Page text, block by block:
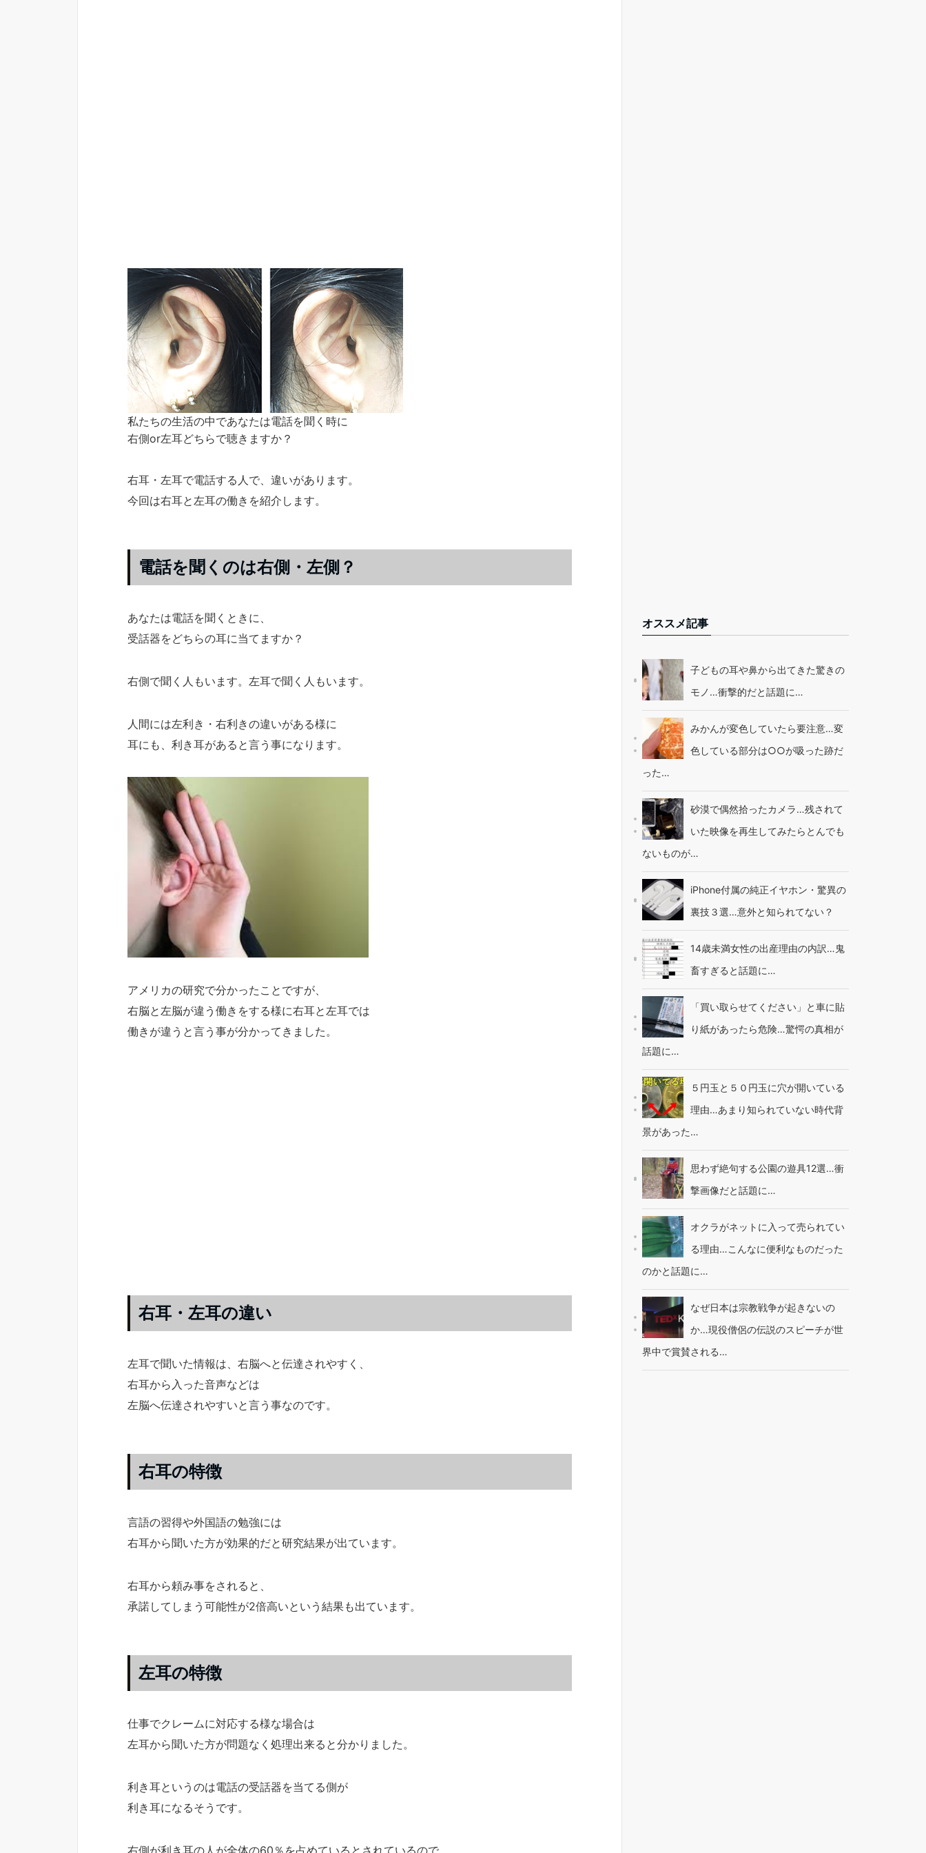
私たちの生活の中であなたは電話を聞く時に
右側or左耳どちらで聴きますか？
右耳・左耳で電話する人で、違いがあります。
今回は右耳と左耳の働きを紹介します。
電話を聞くのは右側・左側？
あなたは電話を聞くときに、
受話器をどちらの耳に当てますか？
右側で聞く人もいます。左耳で聞く人もいます。
人間には左利き・右利きの違いがある様に
耳にも、利き耳があると言う事になります。
アメリカの研究で分かったことですが、
右脳と左脳が違う働きをする様に右耳と左耳では
働きが違うと言う事が分かってきました。
右耳・左耳の違い
左耳で聞いた情報は、右脳へと伝達されやすく、
右耳から入った音声などは
左脳へ伝達されやすいと言う事なのです。
右耳の特徴
言語の習得や外国語の勉強には
右耳から聞いた方が効果的だと研究結果が出ています。
右耳から頼み事をされると、
承諾してしまう可能性が2倍高いという結果も出ています。
左耳の特徴
仕事でクレームに対応する様な場合は
左耳から聞いた方が問題なく処理出来ると分かりました。
利き耳というのは電話の受話器を当てる側が
利き耳になるそうです。
オススメ記事
子どもの耳や鼻から出てきた驚きの
モノ…衝撃的だと話題に…
みかんが変色していたら要注意…変
色している部分は○○が吸った跡だ
った…
砂漠で偶然拾ったカメラ…残されて
いた映像を再生してみたらとんでも
ないものが…
iPhone付属の純正イヤホン・驚異の
裏技３選…意外と知られてない？
14歳未満女性の出産理由の内訳…鬼
畜すぎると話題に…
「買い取らせてください」と車に貼
り紙があったら危険…驚愕の真相が
話題に…
５円玉と５０円玉に穴が開いている
理由…あまり知られていない時代背
景があった…
思わず絶句する公園の遊具12選…衝
撃画像だと話題に…
オクラがネットに入って売られてい
る理由…こんなに便利なものだった
のかと話題に…
なぜ日本は宗教戦争が起きないの
か…現役僧侶の伝説のスピーチが世
界中で賞賛される…